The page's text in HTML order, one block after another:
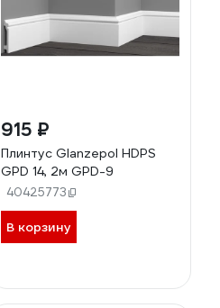
915 ₽
Плинтус Glanzepol HDPS
GPD 14, 2м GPD-9
40425773
В корзину